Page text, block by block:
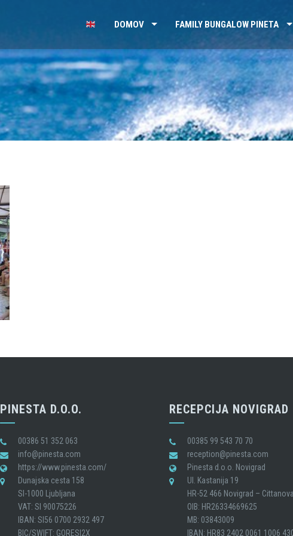
DOMOV FAMILY BUNGALOW PINETA
PINESTA D.O.O.
00386 51 352 063
info@pinesta.com
https://www.pinesta.com/
Dunajska cesta 158
SI-1000 Ljubljana
VAT: SI 90075226
IBAN: SI56 0700 2932 497
BIC/SWIFT: GORESI2X
RECEPCIJA NOVIGRAD
00385 99 543 70 70
reception@pinesta.com
Pinesta d.o.o. Novigrad
Ul. Kastanija 19
HR-52 466 Novigrad – Cittanova
OIB: HR26334669625
MB: 03843009
IBAN: HR83 2402 0061 1006